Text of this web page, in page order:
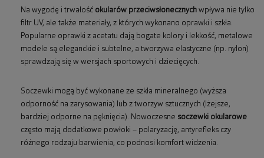
Na wygodę i trwałość okularów przeciwsłonecznych wpływa nie tylko
filtr UV, ale także materiały, z których wykonano oprawki i szkła.
Popularne oprawki z acetatu dają bogate kolory i lekkość, metalowe
modele są eleganckie i subtelne, a tworzywa elastyczne (np. nylon)
sprawdzają się w wersjach sportowych i dziecięcych.
Soczewki mogą być wykonane ze szkła mineralnego (wyższa
odporność na zarysowania) lub z tworzyw sztucznych (lżejsze,
bardziej odporne na pęknięcia). Nowoczesne soczewki okularowe
często mają dodatkowe powłoki – polaryzację, antyrefleks czy
różnego rodzaju barwienia, co podnosi komfort widzenia.